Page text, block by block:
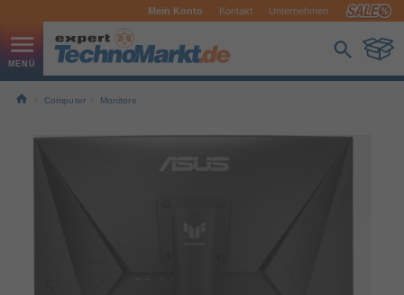
Mein Konto Kontakt Unternehmen
Computer Monitore